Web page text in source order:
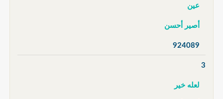
عين
أصير أحسن
924089
3
لعله خير